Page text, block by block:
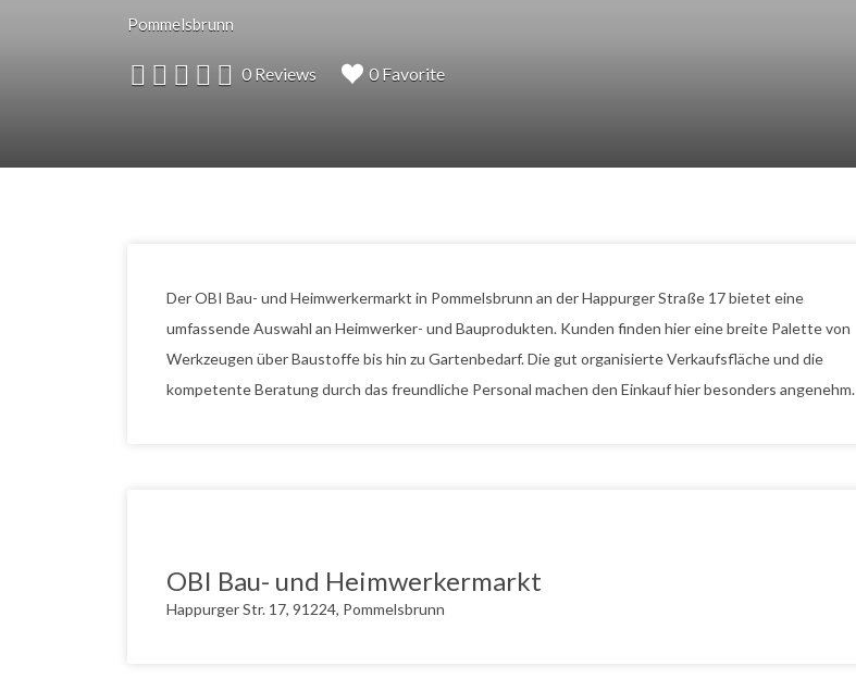
Pommelsbrunn
0 Reviews 0 Favorite
Der OBI Bau- und Heimwerkermarkt in Pommelsbrunn an der Happurger Straße 17 bietet eine
umfassende Auswahl an Heimwerker- und Bauprodukten. Kunden finden hier eine breite Palette von
Werkzeugen über Baustoffe bis hin zu Gartenbedarf. Die gut organisierte Verkaufsfläche und die
kompetente Beratung durch das freundliche Personal machen den Einkauf hier besonders angenehm.
OBI Bau- und Heimwerkermarkt
Happurger Str. 17, 91224, Pommelsbrunn